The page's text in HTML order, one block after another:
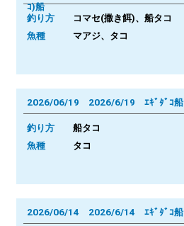
ｺ)船
釣り方
コマセ(撒き餌)、船タコ
魚種 マアジ、タコ
2026/06/19 2026/6/19 ｴｷﾞﾀﾞｺ船
釣り方 船タコ
魚種 タコ
2026/06/14 2026/6/14 ｴｷﾞﾀﾞｺ船